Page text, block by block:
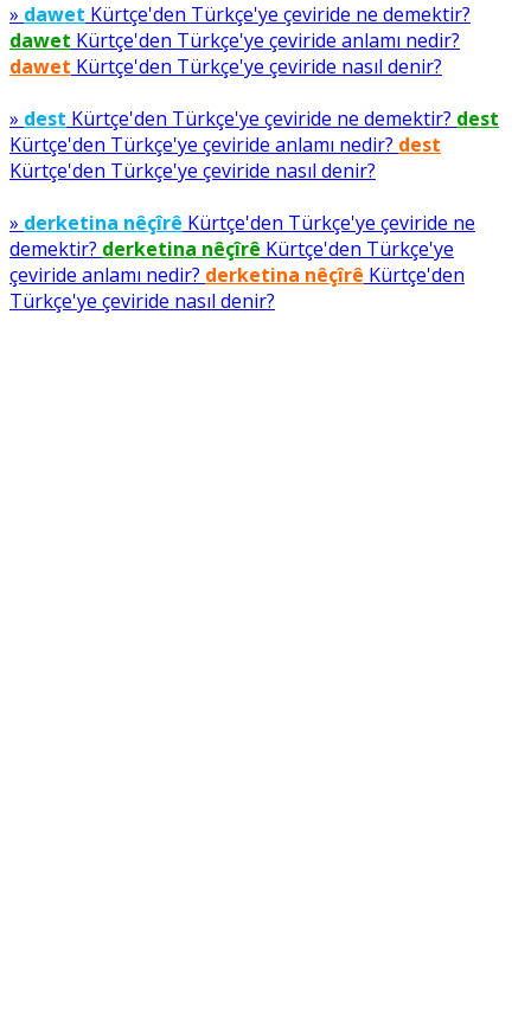
» dawet Kürtçe'den Türkçe'ye çeviride ne demektir?
dawet Kürtçe'den Türkçe'ye çeviride anlamı nedir?
dawet Kürtçe'den Türkçe'ye çeviride nasıl denir?
» dest Kürtçe'den Türkçe'ye çeviride ne demektir? dest
Kürtçe'den Türkçe'ye çeviride anlamı nedir? dest
Kürtçe'den Türkçe'ye çeviride nasıl denir?
» derketina nêçîrê Kürtçe'den Türkçe'ye çeviride ne
demektir? derketina nêçîrê Kürtçe'den Türkçe'ye
çeviride anlamı nedir? derketina nêçîrê Kürtçe'den
Türkçe'ye çeviride nasıl denir?